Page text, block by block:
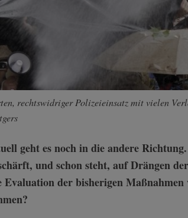
rechtswidriger Polizeieinsatz mit vielen
geht es noch in die andere
und schon steht, auf Drängen
Evaluation der bisherigen